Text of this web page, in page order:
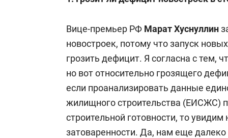
Вице-премьер РФ Марат Хуснуллин
новостроек, потому что запуск
грозить дефицит. Я согласна с тем,
но вот относительно грозящего
если проанализировать данные
жилищного строительства (ЕИСЖС)
строительной готовности, то
затоваренности. Да, нам еще